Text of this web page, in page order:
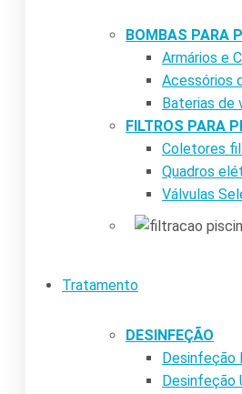
BOMBAS PARA
Armários e
Acessórios
Baterias de
FILTROS PARA
Coletores
Quadros
Válvulas
Tratamento
DESINFEÇÃO
Desinfeção
Desinfeção